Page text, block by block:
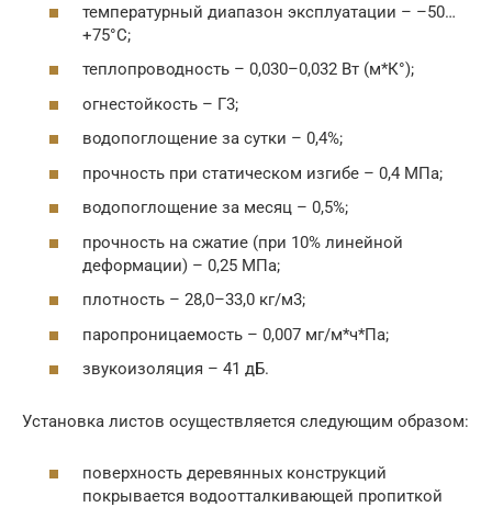
температурный диапазон эксплуатации – –50…
+75°С;
теплопроводность – 0,030–0,032 Вт (м*К°);
огнестойкость – Г3;
водопоглощение за сутки – 0,4%;
прочность при статическом изгибе – 0,4 МПа;
водопоглощение за месяц – 0,5%;
прочность на сжатие (при 10% линейной
деформации) – 0,25 МПа;
плотность – 28,0–33,0 кг/м3;
паропроницаемость – 0,007 мг/м*ч*Па;
звукоизоляция – 41 дБ.
Установка листов осуществляется следующим образом:
поверхность деревянных конструкций
покрывается водоотталкивающей пропиткой